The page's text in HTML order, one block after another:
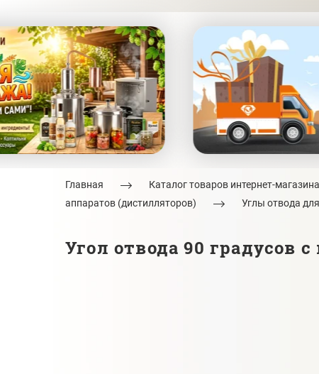
Главная Каталог товаров интернет-
аппаратов (дистилляторов)
Углы отвода
Угол отвода 90